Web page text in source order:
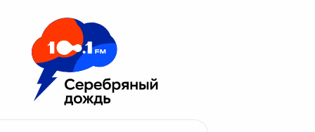
Москва 100.1 FM
Апатиты